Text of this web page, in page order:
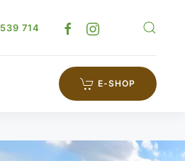
714
E-SHOP